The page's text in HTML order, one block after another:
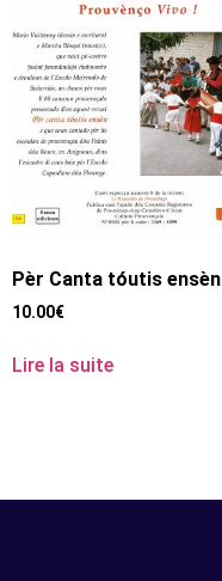
Pèr Canta tóutis ensèn
10.00€
Lire la suite